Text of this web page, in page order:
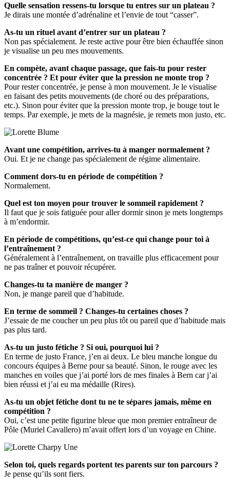
Quelle sensation ressens-tu lorsque tu entres sur un plateau ?
Je dirais une montée d’adrénaline et l’envie de tout “casser”.
As-tu un rituel avant d’entrer sur un plateau ?
Non pas spécialement. Je reste active pour être bien échauffée sinon
je visualise un peu mes mouvements.
En compète, avant chaque passage, que fais-tu pour rester
concentrée ? Et pour éviter que la pression ne monte trop ?
Pour rester concentrée, je pense à mon mouvement. Je le visualise
en faisant des petits mouvements (de choré ou des préparations,
etc.). Sinon pour éviter que la pression monte trop, je bouge tout le
temps. Par exemple, je mets de la magnésie, je remets mon justo, etc.
Avant une compétition, arrives-tu à manger normalement ?
Oui. Et je ne change pas spécialement de régime alimentaire.
Comment dors-tu en période de compétition ?
Normalement.
Quel est ton moyen pour trouver le sommeil rapidement ?
Il faut que je sois fatiguée pour aller dormir sinon je mets longtemps
à m’endormir.
En période de compétitions, qu’est-ce qui change pour toi à
l’entraînement ?
Généralement à l’entraînement, on travaille plus efficacement pour
ne pas traîner et pouvoir récupérer.
Changes-tu ta manière de manger ?
Non, je mange pareil que d’habitude.
En terme de sommeil ? Changes-tu certaines choses ?
J’essaie de me coucher un peu plus tôt ou pareil que d’habitude mais
pas plus tard.
As-tu un justo fétiche ? Si oui, pourquoi lui ?
En terme de justo France, j’en ai deux. Le bleu manche longue du
concours équipes à Berne pour sa beauté. Sinon, le rouge avec les
manches en voiles que j’ai porté lors de mes finales à Bern car j’ai
bien réussi et j’ai eu ma médaille (Rires).
As-tu un objet fétiche dont tu ne te sépares jamais, même en
compétition ?
Oui, c’est une petite figurine bleue que mon premier entraîneur de
Pôle (Muriel Cavallero) m’avait offert lors d’un voyage en Chine.
Selon toi, quels regards portent tes parents sur ton parcours ?
Je pense qu’ils sont fiers.